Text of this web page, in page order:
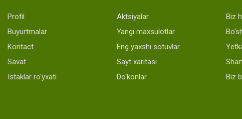
Profil
Buyurtmalar
Kontact
Savat
Istaklar ro'yxati
Aktsiyalar
Yangi maxsulotlar
Eng yaxshi sotuvlar
Sayt xaritasi
Do'konlar
Biz
Biz